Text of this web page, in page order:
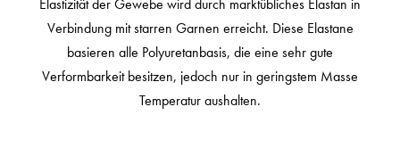
Elastizität der Gewebe wird durch marktübliches Elastan in
Verbindung mit starren Garnen erreicht. Diese Elastane
basieren alle Polyuretanbasis, die eine sehr gute
Verformbarkeit besitzen, jedoch nur in geringstem Masse
Temperatur aushalten.